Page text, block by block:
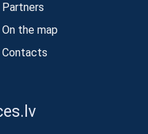
Partners
On the map
Contacts